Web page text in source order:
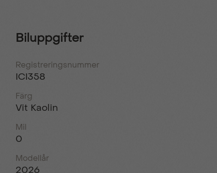
Biluppgifter
Registreringsnummer
ICI358
Färg
Vit Kaolin
Mil
0
Modellår
2026